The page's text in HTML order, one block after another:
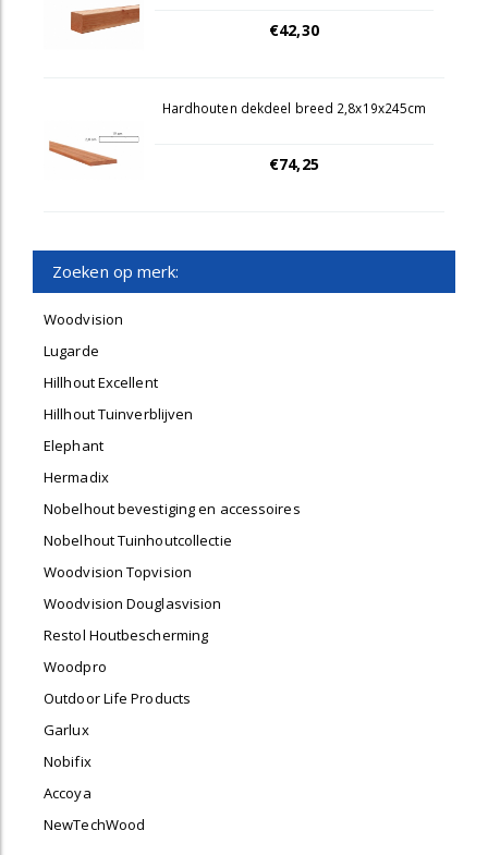
€42,30
Hardhouten dekdeel breed 2,8x19x245cm
€74,25
Zoeken op merk:
Woodvision
Lugarde
Hillhout Excellent
Hillhout Tuinverblijven
Elephant
Hermadix
Nobelhout bevestiging en accessoires
Nobelhout Tuinhoutcollectie
Woodvision Topvision
Woodvision Douglasvision
Restol Houtbescherming
Woodpro
Outdoor Life Products
Garlux
Nobifix
Accoya
NewTechWood